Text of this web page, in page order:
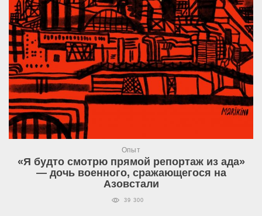
Опыт
«Я будто смотрю прямой репортаж из ада»
— дочь военного, сражающегося на
Азовстали
39 300